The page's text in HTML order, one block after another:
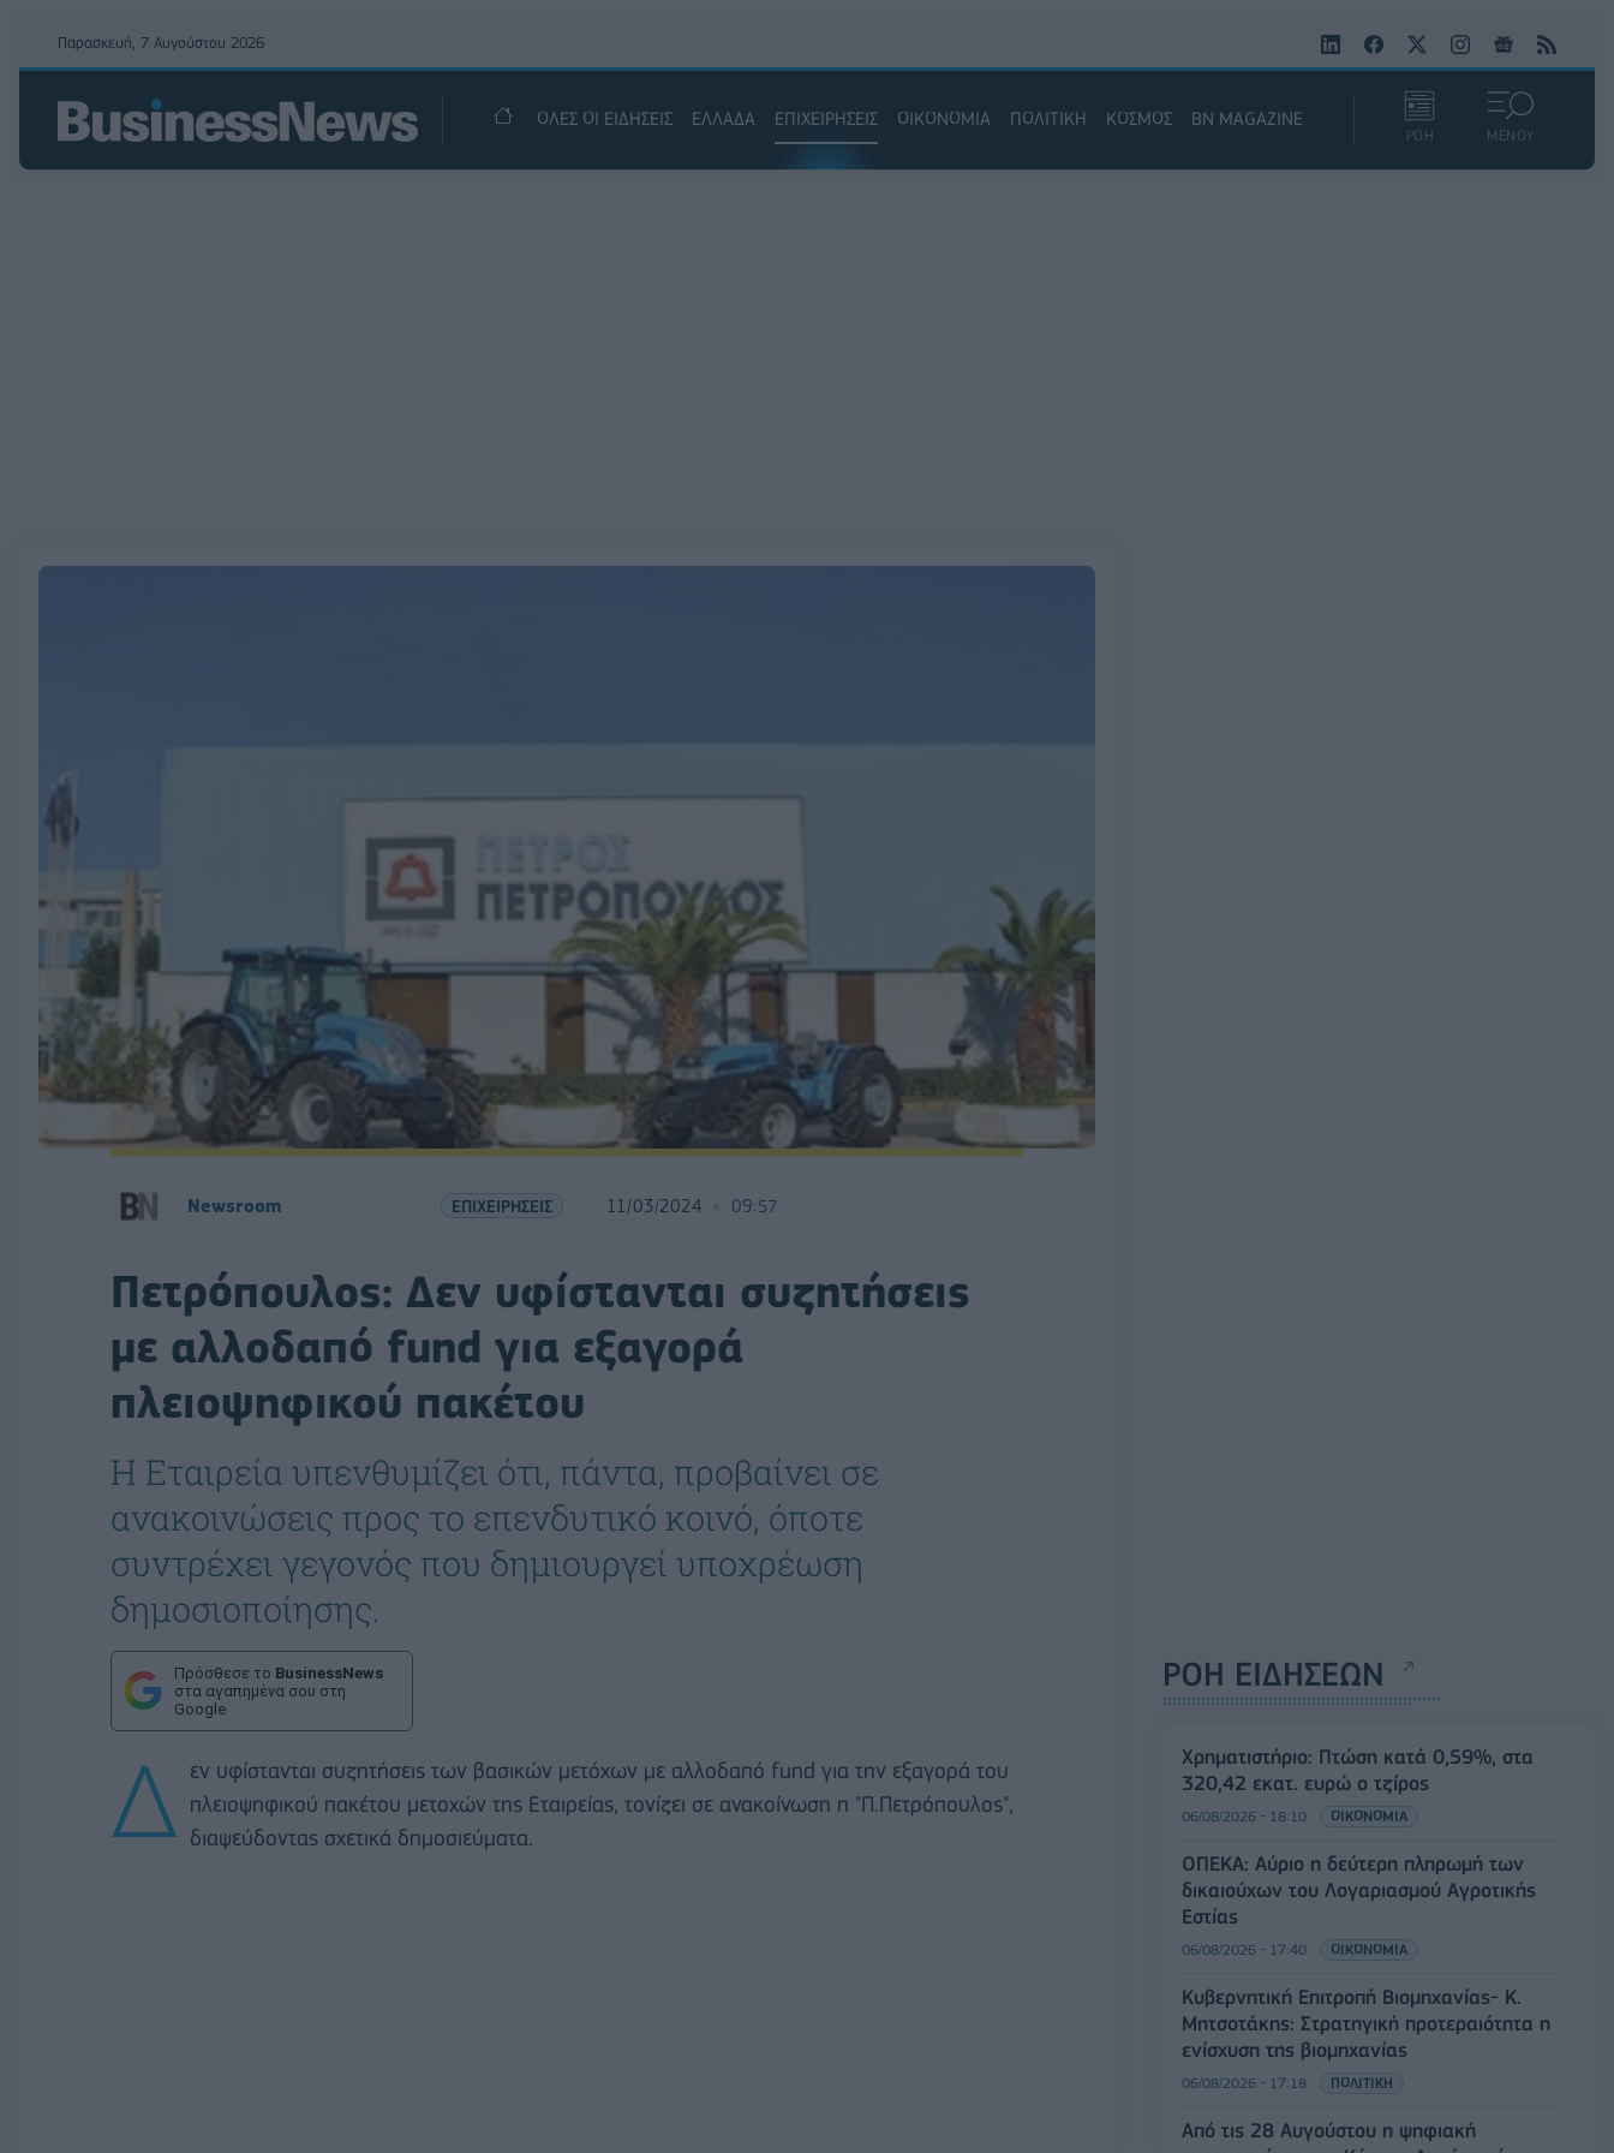
Παρασκευή, 7 Αυγούστου 2026
ΟΛΕΣ ΟΙ ΕΙΔΗΣΕΙΣ ΕΛΛΑΔΑ ΕΠΙΧΕΙΡΗΣΕΙΣ ΟΙΚΟΝΟΜΙΑ ΠΟΛΙΤΙΚΗ ΚΟΣΜΟΣ BN MAGAZINE
ΡΟΗ ΜΕΝΟΥ
Newsroom ΕΠΙΧΕΙΡΗΣΕΙΣ 11/03/2024 09:57
Πετρόπουλος: Δεν υφίστανται συζητήσεις
με αλλοδαπό fund για εξαγορά
πλειοψηφικού πακέτου
Η Εταιρεία υπενθυμίζει ότι, πάντα, προβαίνει σε
ανακοινώσεις προς το επενδυτικό κοινό, όποτε
συντρέχει γεγονός που δημιουργεί υποχρέωση
δημοσιοποίησης.
Πρόσθεσε το BusinessNews
στα αγαπημένα σου στη
Google
Δ εν υφίστανται συζητήσεις των βασικών μετόχων με αλλοδαπό fund για την εξαγορά του
πλειοψηφικού πακέτου μετοχών της Εταιρείας, τονίζει σε ανακοίνωση η "Π.Πετρόπουλος",
διαψεύδοντας σχετικά δημοσιεύματα.
ΡΟΗ ΕΙΔΗΣΕΩΝ
Χρηματιστήριο: Πτώση κατά 0,59%, στα
320,42 εκατ. ευρώ ο τζίρος
06/08/2026 - 18:10 ΟΙΚΟΝΟΜΙΑ
ΟΠΕΚΑ: Αύριο η δεύτερη πληρωμή των
δικαιούχων του Λογαριασμού Αγροτικής
Εστίας
06/08/2026 - 17:40 ΟΙΚΟΝΟΜΙΑ
Κυβερνητική Επιτροπή Βιομηχανίας- Κ.
Μητσοτάκης: Στρατηγική προτεραιότητα η
ενίσχυση της βιομηχανίας
06/08/2026 - 17:18 ΠΟΛΙΤΙΚΗ
Από τις 28 Αυγούστου η ψηφιακή